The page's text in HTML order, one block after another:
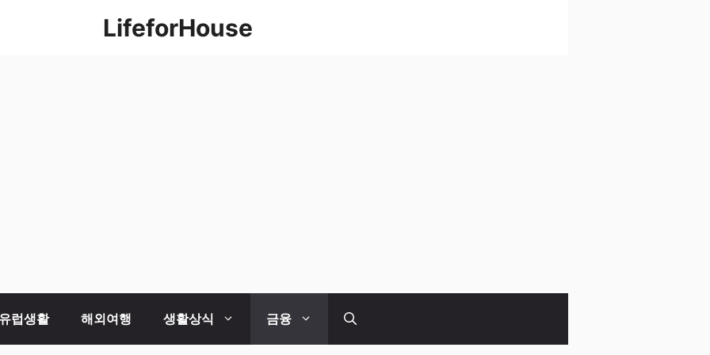
LifeforHouse
유럽생활 해외여행 생활상식 금융